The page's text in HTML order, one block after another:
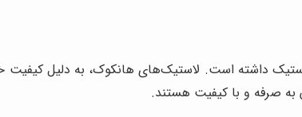
داشته است. لاستیک‌های هانکوک، به دلیل کیفیت
به صرفه و با کیفیت هستند.